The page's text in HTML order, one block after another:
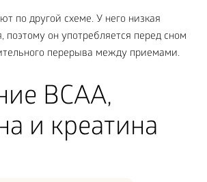
по другой схеме. У него низкая
поэтому он употребляется перед сном
перерыва между приемами.
BCAA,
и креатина